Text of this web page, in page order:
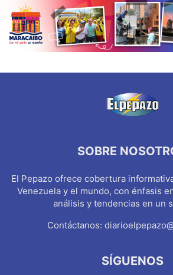
SOBRE
El Pepazo ofrece cobertura
Venezuela y el mundo, con énfasis
análisis y tendencias en un
Contáctanos:
SÍGUENOS